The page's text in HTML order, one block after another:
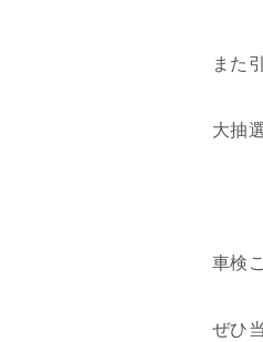
また
大抽
車検
ぜひ